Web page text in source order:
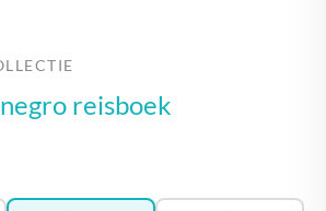
reisboek